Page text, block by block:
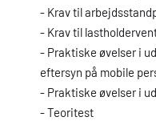
- Krav til
- Krav til
- Praktiske øvelser i
eftersyn på mobile
- Praktiske øvelser i
- Teoritest